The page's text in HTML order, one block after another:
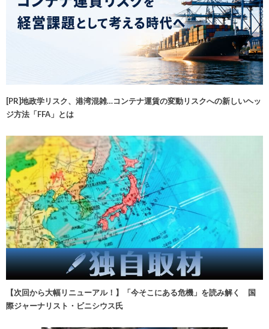
[PR]地政学リスク、港湾混雑…コンテナ運賃の変動リスクへの新しいヘッ
ジ方法「FFA」とは
【次回から大幅リニューアル！】「今そこにある危機」を読み解く 国
際ジャーナリスト・ビニシウス氏